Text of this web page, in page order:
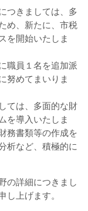
つきましては、多
め、新たに、市税
を開始いたしま
職員１名を追加派
努めてまいりま
ては、多面的な財
を導入いたしま
務書類等の作成を
析など、積極的に
の詳細につきまし
し上げます。